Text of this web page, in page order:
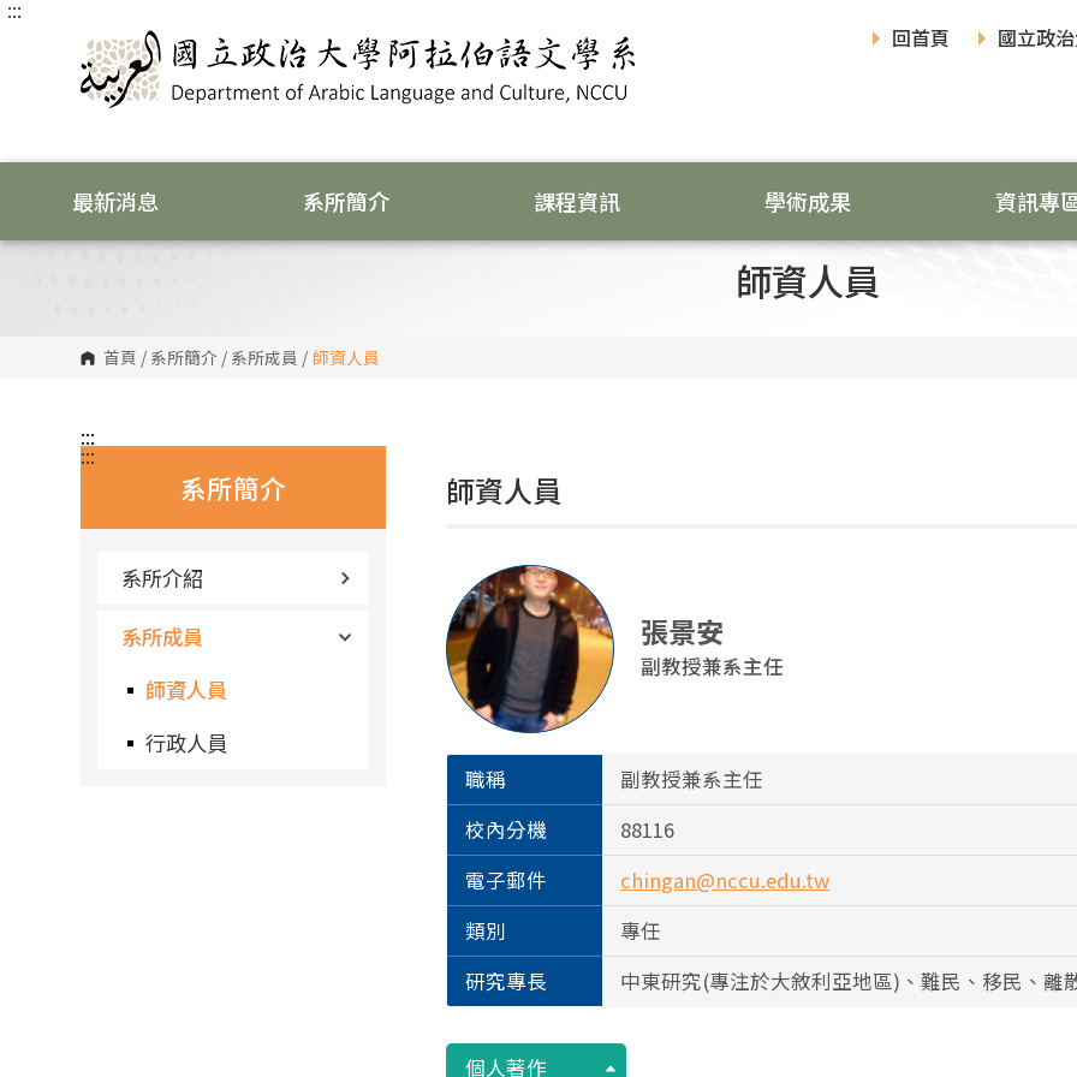
跳
:::
回首頁
國立政
最新消息 系所簡介 課程資訊 學術成果 資訊專
師資人員
首頁 / 系所簡介 / 系所成員 / 師資人員
:::
系所簡介
系所介紹
系所成員
師資人員
行政人員
:::
師資人員
張景安
副教授兼系主任
職稱
副教授兼系主任
校內分機
88116
電子郵件
chingan@nccu.edu.tw
類別
專任
研究專長
中東研究(專注於大敘利亞地區)、難民、移民、離
個人著作